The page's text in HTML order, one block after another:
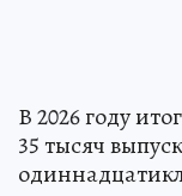
В 2026 году
35 тысяч